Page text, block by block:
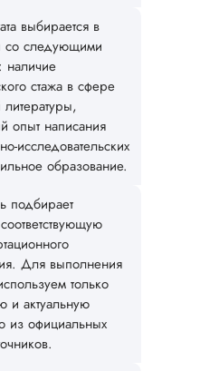
выбирается в
со следующими
наличие
стажа в сфере
опыт написания
исследовательских
образование.
подбирает
Для выполнения
только
и актуальную
из официальных